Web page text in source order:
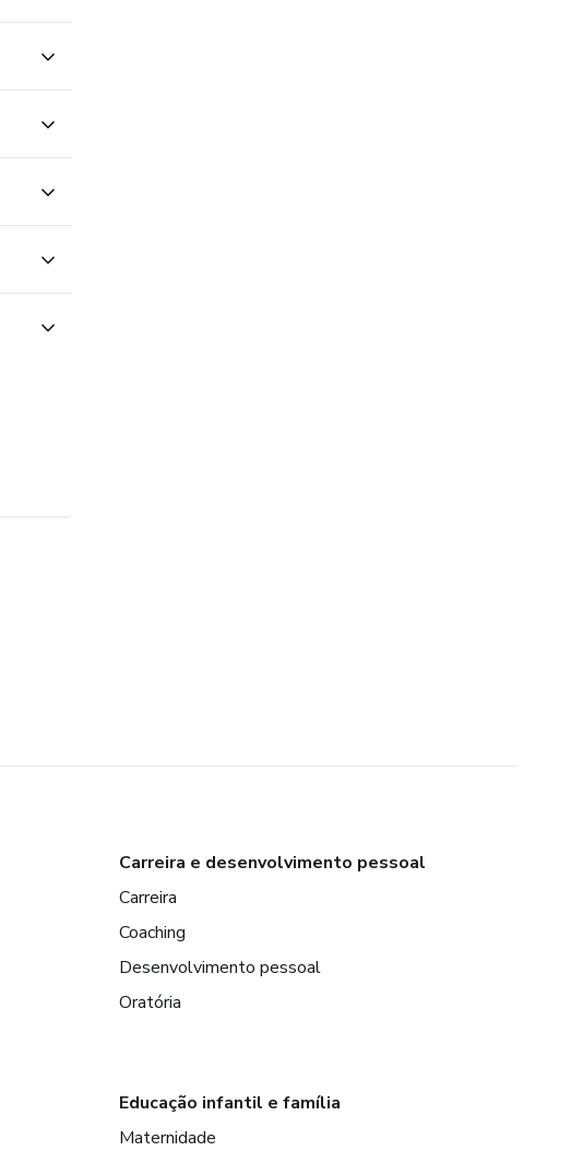
Carreira e desenvolvimento pessoal
Carreira
Coaching
Desenvolvimento pessoal
Oratória
Educação infantil e família
Maternidade